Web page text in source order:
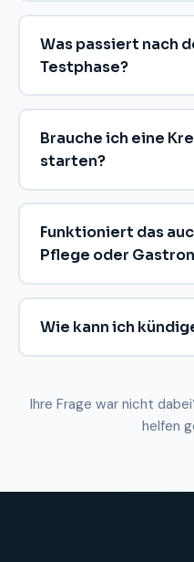
Was passiert nach
Testphase?
Brauche ich eine
starten?
Funktioniert das
Pflege oder
Wie kann ich
Ihre Frage war nicht
helfen